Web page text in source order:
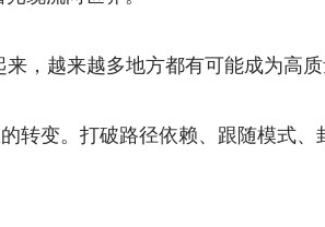
越来越多地方都有可能成为高质
转变。打破路径依赖、跟随模式